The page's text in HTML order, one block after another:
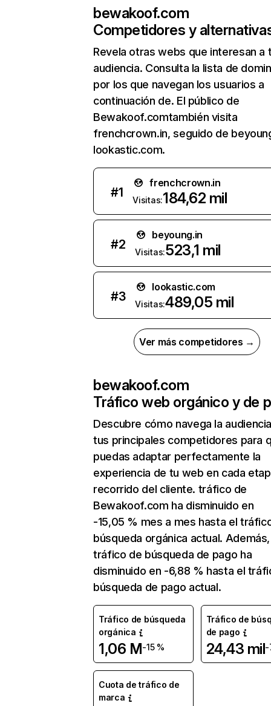
bewakoof.com
Competidores y
Revela otras webs que interesan a
audiencia. Consulta la lista de
por los que navegan los usuarios a
continuación de. El público de
Bewakoof.comtambién visita
frenchcrown.in, seguido de
lookastic.com.
#1
frenchcrown.in
Visitas:184,62 mil
#2
beyoung.in
Visitas:523,1 mil
#3
lookastic.com
Visitas:489,05 mil
Ver más competidores →
bewakoof.com
Tráfico web orgánico y de
Descubre cómo navega la
tus principales competidores para
puedas adaptar perfectamente la
experiencia de tu web en cada
recorrido del cliente. tráfico de
Bewakoof.com ha disminuido en
-15,05 % mes a mes hasta el
búsqueda orgánica actual.
tráfico de búsqueda de pago ha
disminuido en -6,88 % hasta el
búsqueda de pago actual.
Tráfico de búsqueda
orgánica
1,06 M-15 %
Tráfico de
de pago
24,43 mil-
Cuota de tráfico de
marca